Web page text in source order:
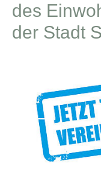
des
der Stadt